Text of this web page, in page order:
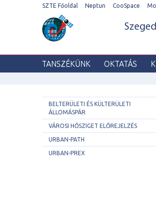
SZTE Főoldal Neptun CooSpace
TANSZÉKÜNK OKTATÁS
BELTERÜLETI ÉS KÜLTERÜLETI
ÁLLOMÁSPÁR
VÁROSI HŐSZIGET ELŐREJELZÉS
URBAN-PATH
URBAN-PREX